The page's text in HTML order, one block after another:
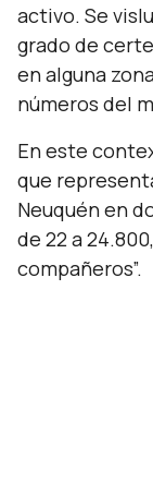
activo. Se
grado de
en alguna
números del
En este
que
Neuquén en
de 22 a
compañeros”.